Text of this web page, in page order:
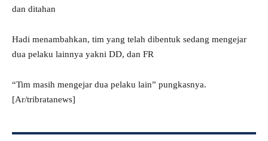
dan ditahan
Hadi menambahkan, tim yang telah dibentuk sedang mengejar
dua pelaku lainnya yakni DD, dan FR
“Tim masih mengejar dua pelaku lain” pungkasnya.
[Ar/tribratanews]